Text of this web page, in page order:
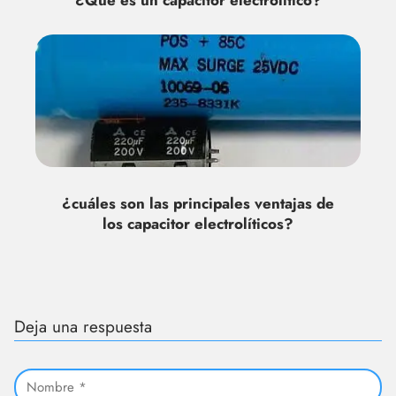
¿cuáles son las principales ventajas de
los capacitor electrolíticos?
Deja una respuesta